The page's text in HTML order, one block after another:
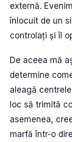
externă.
înlocuit de un
controlați și îl
De aceea mă
determine
aleagă
loc să trimită
asemenea,
marfă într-o